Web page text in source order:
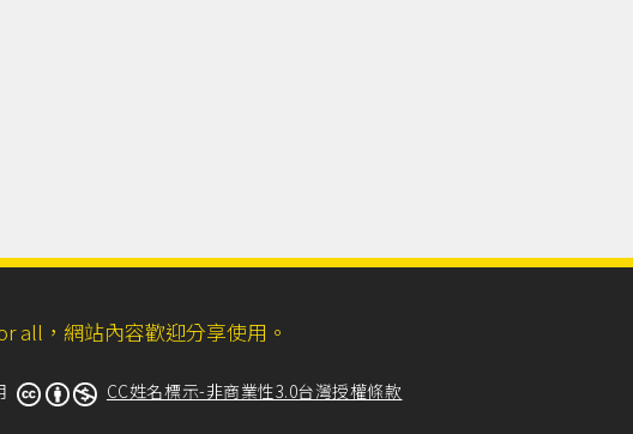
all，網站內容歡迎分享使用。
CC姓名標示-非商業性3.0台灣授權條款